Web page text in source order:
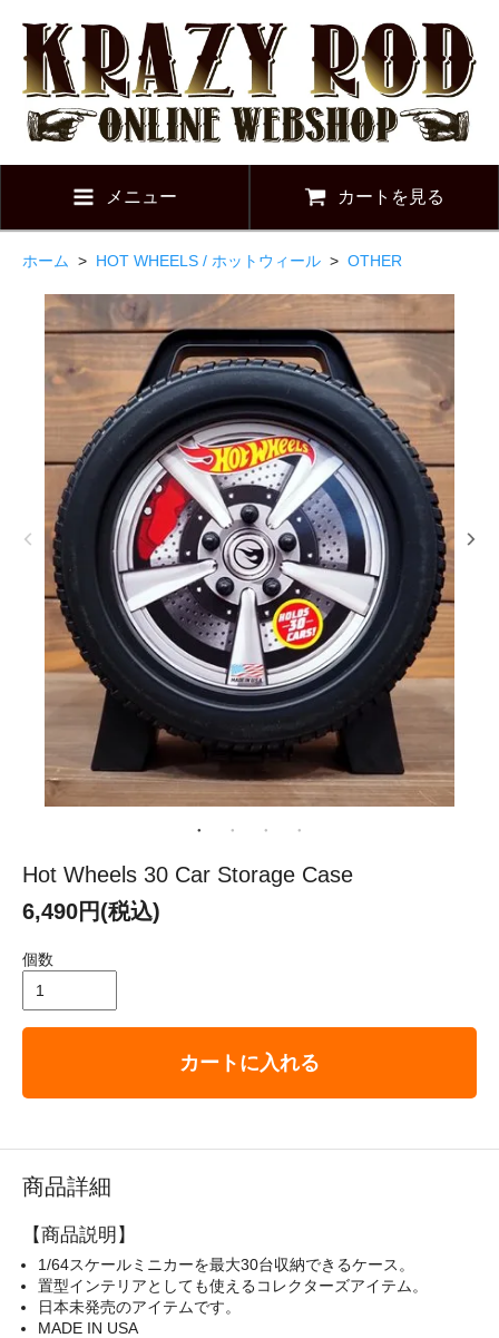
メニュー カートを見る
ホーム > HOT WHEELS / ホットウィール > OTHER
Hot Wheels 30 Car Storage Case
6,490円(税込)
個数
カートに入れる
商品詳細
【商品説明】
1/64スケールミニカーを最大30台収納できるケース。
置型インテリアとしても使えるコレクターズアイテム。
日本未発売のアイテムです。
MADE IN USA